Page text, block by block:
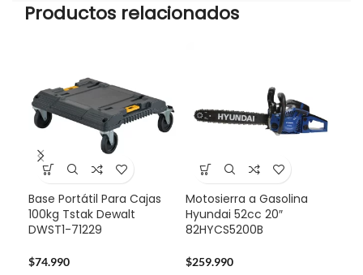
Productos relacionados
Base Portátil Para Cajas
100kg Tstak Dewalt
DWST1-71229
$74.990
Motosierra a Gasolina
Hyundai 52cc 20″
82HYCS5200B
$259.990